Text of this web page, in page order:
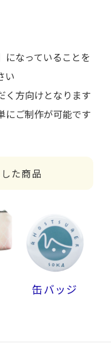
なっていることを
い
方向けとなります
にご制作が可能です
た商品
缶バッジ